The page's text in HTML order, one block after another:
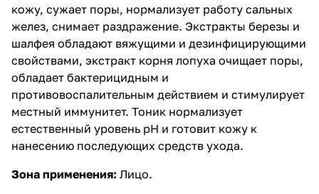
кожу, сужает поры, нормализует работу сальных
желез, снимает раздражение. Экстракты березы и
шалфея обладают вяжущими и дезинфицирующими
свойствами, экстракт корня лопуха очищает поры,
обладает бактерицидным и
противовоспалительным действием и стимулирует
местный иммунитет. Тоник нормализует
естественный уровень рН и готовит кожу к
нанесению последующих средств ухода.
Зона применения: Лицо.